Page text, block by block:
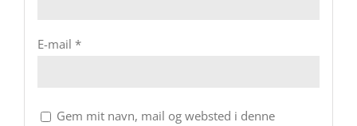
E-mail *
Gem mit navn, mail og websted i denne